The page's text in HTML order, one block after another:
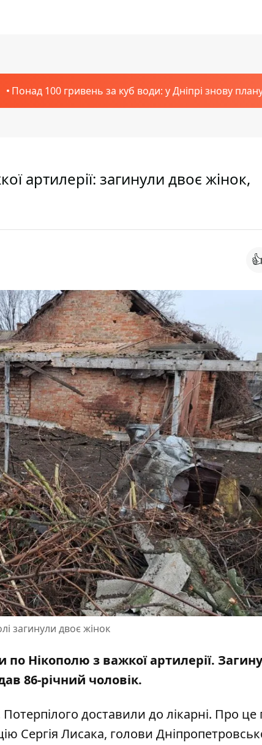
Понад 100 гривень за куб води: у Дніпрі знову
артилерії: загинули двоє жінок,
загинули двоє жінок
по Нікополю з важкої артилерії.
86-річний чоловік.
доставили до лікарні. Про це
Сергія Лисака, голови